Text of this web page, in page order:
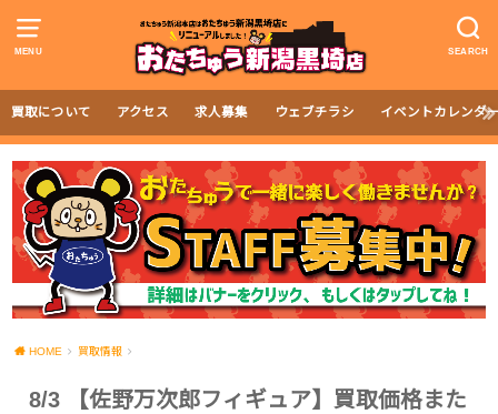
MENU SEARCH
買取について アクセス 求人募集 ウェブチラシ イベントカレンダ
HOME 買取情報
8/3 【佐野万次郎フィギュア】買取価格また